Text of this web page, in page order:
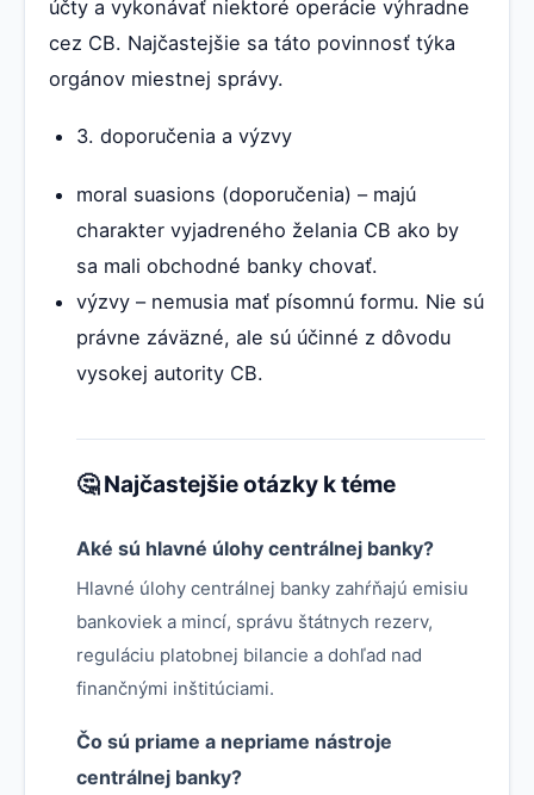
účty a vykonávať niektoré operácie výhradne
cez CB. Najčastejšie sa táto povinnosť týka
orgánov miestnej správy.
3. doporučenia a výzvy
moral suasions (doporučenia) – majú
charakter vyjadreného želania CB ako by
sa mali obchodné banky chovať.
výzvy – nemusia mať písomnú formu. Nie sú
právne záväzné, ale sú účinné z dôvodu
vysokej autority CB.
🤔 Najčastejšie otázky k téme
Aké sú hlavné úlohy centrálnej banky?
Hlavné úlohy centrálnej banky zahŕňajú emisiu
bankoviek a mincí, správu štátnych rezerv,
reguláciu platobnej bilancie a dohľad nad
finančnými inštitúciami.
Čo sú priame a nepriame nástroje
centrálnej banky?